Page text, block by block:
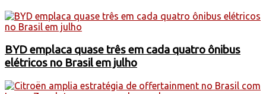
BYD emplaca quase três em cada quatro ônibus
elétricos no Brasil em julho